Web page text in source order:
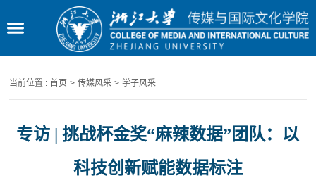
当前位置 : 首页 > 传媒风采 > 学子风采
专访 | 挑战杯金奖“麻辣数据”团队：以
科技创新赋能数据标注